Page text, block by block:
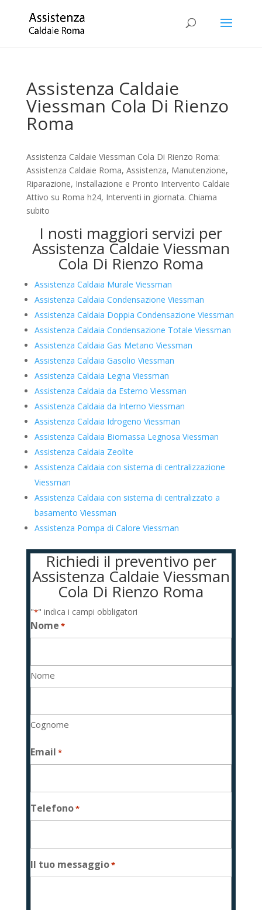
Assistenza Caldaie
Viessman Cola Di Rienzo
Roma
Assistenza Caldaie Viessman Cola Di Rienzo Roma:
Assistenza Caldaie Roma, Assistenza, Manutenzione,
Riparazione, Installazione e Pronto Intervento Caldaie
Attivo su Roma h24, Interventi in giornata. Chiama
subito
I nosti maggiori servizi per
Assistenza Caldaie Viessman
Cola Di Rienzo Roma
Assistenza Caldaia Murale Viessman
Assistenza Caldaia Condensazione Viessman
Assistenza Caldaia Doppia Condensazione Viessman
Assistenza Caldaia Condensazione Totale Viessman
Assistenza Caldaia Gas Metano Viessman
Assistenza Caldaia Gasolio Viessman
Assistenza Caldaia Legna Viessman
Assistenza Caldaia da Esterno Viessman
Assistenza Caldaia da Interno Viessman
Assistenza Caldaia Idrogeno Viessman
Assistenza Caldaia Biomassa Legnosa Viessman
Assistenza Caldaia Zeolite
Assistenza Caldaia con sistema di centralizzazione
Viessman
Assistenza Caldaia con sistema di centralizzato a
basamento Viessman
Assistenza Pompa di Calore Viessman
Richiedi il preventivo per
Assistenza Caldaie Viessman
Cola Di Rienzo Roma
"*" indica i campi obbligatori
Nome *
Nome
Cognome
Email *
Telefono*
Il tuo messaggio*